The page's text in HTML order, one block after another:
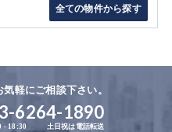
全ての物件から探す
軽にご相談下さい。
6264-1890
- 18:30 土日祝は電話転送